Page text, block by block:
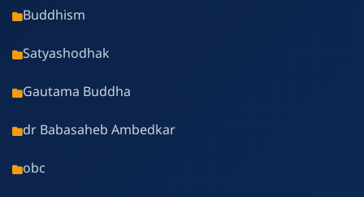
Buddhism
Satyashodhak
Gautama Buddha
dr Babasaheb Ambedkar
obc